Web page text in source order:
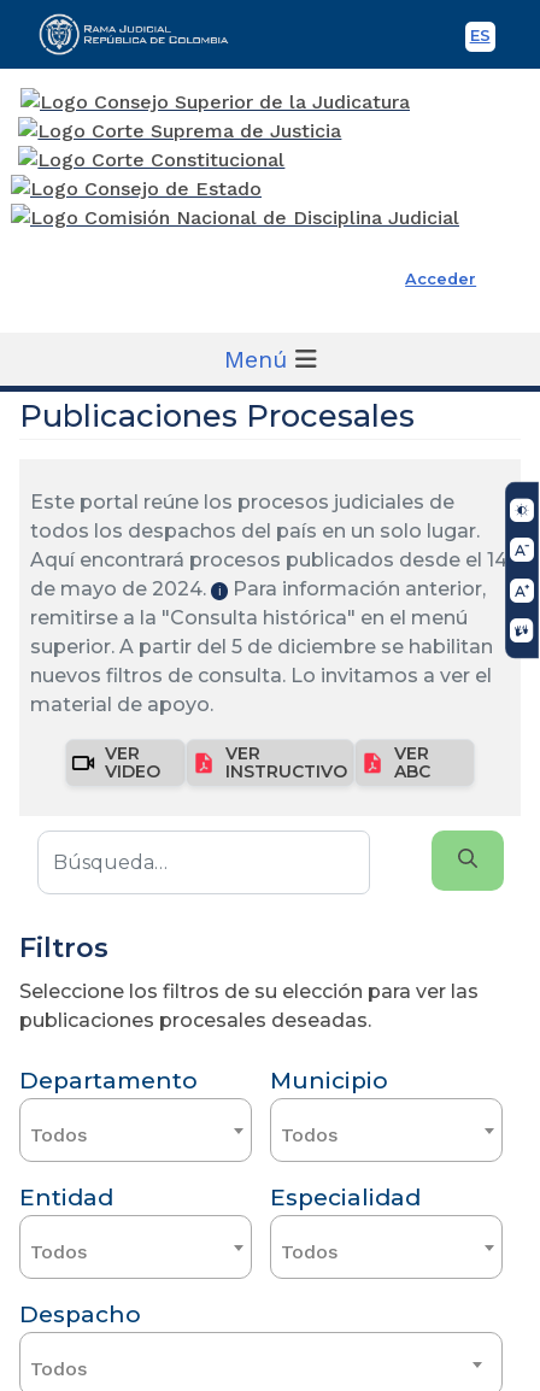
ES
Rama Judicial
Acceder
Menú
Publicaciones Procesales
Este portal reúne los procesos judiciales de
todos los despachos del país en un solo lugar.
Aquí encontrará procesos publicados desde el 14
de mayo de 2024.
ℹ️
Para información anterior,
remitirse a la "Consulta histórica" en el menú
superior. A partir del 5 de diciembre se habilitan
nuevos filtros de consulta. Lo invitamos a ver el
material de apoyo.
VER
VIDEO
VER
INSTRUCTIVO
VER
ABC
Filtros
Seleccione los filtros de su elección para ver las
publicaciones procesales deseadas.
Departamento
Todos
Municipio
Todos
Entidad
Todos
Especialidad
Todos
Despacho
Todos